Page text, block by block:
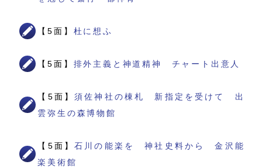
【5面】 杜に想ふ
【5面】 排外主義と神道精神 チャート出意人
【5面】須佐神社の棟札 新指定を受けて 出
雲弥生の森博物館
【5面】石川の能楽を 神社史料から 金沢能
楽美術館